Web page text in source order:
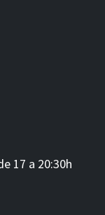
17 a 20:30h